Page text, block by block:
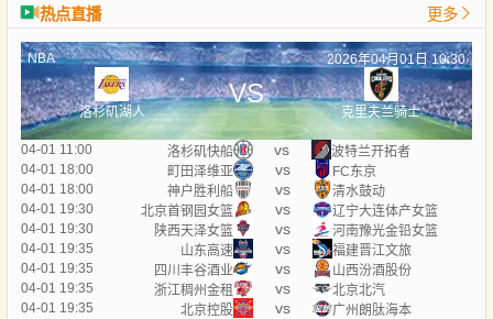
热点直播 更多
NBA 2026年04月01日 10:30
洛杉矶湖人
VS
克里夫兰骑士
04-01 11:00 洛杉矶快船 vs
波特兰开拓者
04-01 18:00
町田泽维亚 vs
FC东京
04-01 18:00
神户胜利船 vs
清水鼓动
04-01 19:30
北京首钢园女篮 vs
辽宁大连体产女篮
04-01 19:30
陕西天泽女篮 vs
河南豫光金铅女篮
04-01 19:35
山东高速 vs
福建晋江文旅
04-01 19:35
四川丰谷酒业 vs
山西汾酒股份
04-01 19:35
浙江稠州金租 vs
北京北汽
04-01 19:35
北京控股 vs 广州朗肽海本